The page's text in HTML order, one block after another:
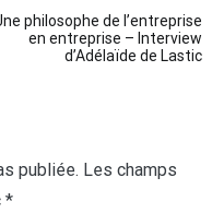
philosophe de l’entreprise
en entreprise – Interview
d’Adélaïde de Lastic
publiée. Les champs
*